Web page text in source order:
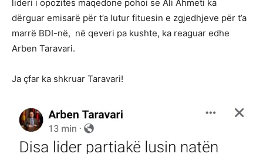
lideri i opozitës maqedone pohoi se Ali Ahmeti ka
dërguar emisarë për t’a lutur fituesin e zgjedhjeve për t’a
marrë BDI-në, në qeveri pa kushte, ka reaguar edhe
Arben Taravari.
Ja çfar ka shkruar Taravari!